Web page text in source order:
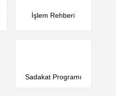
İşlem Rehberi
Sadakat Programı